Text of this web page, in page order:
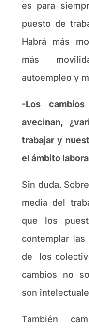
es para
puesto de
Habrá más
más
autoempleo y
-Los
avecinan,
trabajar y
el ámbito
Sin duda.
media del
que los
contemplar las
de los
cambios no
son
También